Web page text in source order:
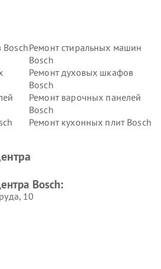
BoschРемонт стиральных машин
Bosch
Ремонт духовых шкафов
Bosch
Ремонт варочных панелей
Bosch
Ремонт кухонных плит Bosch
Ремонт морозильных камер
Bosch:
10